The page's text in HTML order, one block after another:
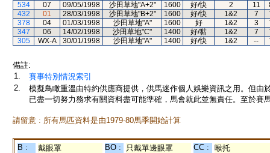
534
07 09/05/1998 沙田草地"A+2" 1600 好/快 2 11
432
01 28/03/1998 沙田草地"B+2" 1600 好/快 1&2 7
378
04 01/03/1998 沙田草地"A" 1600 好 1&2 3
347
06 14/02/1998 沙田草地"C" 1400 好/黏 1&2 7
305
WX-A 30/01/1998 沙田草地"A" 1400 好/快 1&2 --
備註:
1.
賽事特別情況索引
2.
模擬鳥瞰重溫由特約供應商提供，供馬迷作個人娛樂資訊之用。但
已盡一切努力務求有關資料盡可能準確，馬會就此並無責任。至於賽
請留意 : 所有馬匹資料是由1979-80馬季開始計算
B : 戴眼罩 BO : 只戴單邊眼罩 CC :
喉托